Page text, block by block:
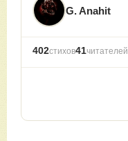
G. Anahit
402стихов41читателей